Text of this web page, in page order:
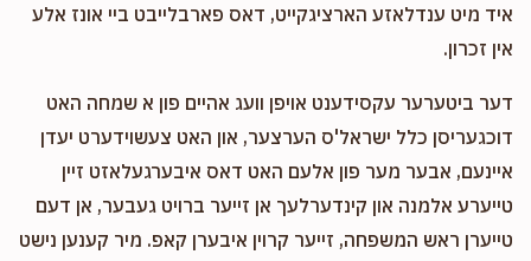
איד מיט ענדלאזע הארציגקייט, דאס פארבלייבט ביי אונז אלע
אין זכרון.
דער ביטערער עקסידענט אויפן וועג אהיים פון א שמחה האט
דוכגעריסן כלל ישראל'ס הערצער, און האט צעשוידערט יעדן
איינעם, אבער מער פון אלעם האט דאס איבערגעלאזט זיין
טייערע אלמנה און קינדערלעך אן זייער ברויט געבער, אן דעם
טייערן ראש המשפחה, זייער קרוין איבערן קאפ. מיר קענען נישט